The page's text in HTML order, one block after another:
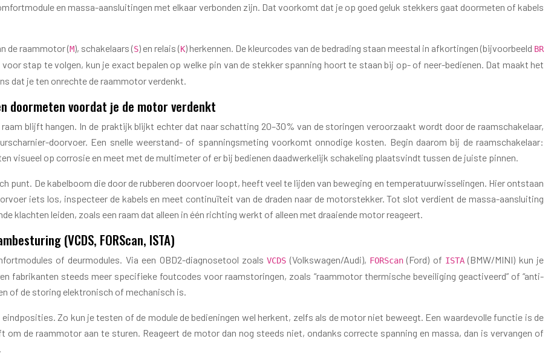
en massa-aansluitingen met elkaar verbonden zijn. Dat voorkomt dat je op goed geluk stekkers gaat doormeten of kabels
de raammotor (M), schakelaars (S) en relais (K) herkennen. De kleurcodes van de bedrading staan meestal in afkortingen (bijvoorbeeld BR
stap te volgen, kun je exact bepalen op welke pin van de stekker spanning hoort te staan bij op- of neer-bedienen. Dat maakt het
dat je ten onrechte de raammotor verdenkt.
doormeten voordat je de motor verdenkt
blijft hangen. In de praktijk blijkt echter dat naar schatting 20–30% van de storingen veroorzaakt wordt door de raamschakelaar,
doorvoer. Een snelle weerstand- of spanningsmeting voorkomt onnodige kosten. Begin daarom bij de raamschakelaar:
visueel op corrosie en meet met de multimeter of er bij bedienen daadwerkelijk schakeling plaatsvindt tussen de juiste pinnen.
punt. De kabelboom die door de rubberen doorvoer loopt, heeft veel te lijden van beweging en temperatuurwisselingen. Hier ontstaan
iets los, inspecteer de kabels en meet continuïteit van de draden naar de motorstekker. Tot slot verdient de massa-aansluiting
klachten leiden, zoals een raam dat alleen in één richting werkt of alleen met draaiende motor reageert.
(VCDS, FORScan, ISTA)
of deurmodules. Via een OBD2-diagnosetool zoalsVCDS (Volkswagen/Audi), FORScan(Ford) of ISTA(BMW/MINI) kun je
fabrikanten steeds meer specifieke foutcodes voor raamstoringen, zoals “raammotor thermische beveiliging geactiveerd” of “anti-
of de storing elektronisch of mechanisch is.
Zo kun je testen of de module de bedieningen wel herkent, zelfs als de motor niet beweegt. Een waardevolle functie is de
de raammotor aan te sturen. Reageert de motor dan nog steeds niet, ondanks correcte spanning en massa, dan is vervangen of